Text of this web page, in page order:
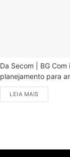
Da Secom | BG
planejamento para
LEIA MAIS